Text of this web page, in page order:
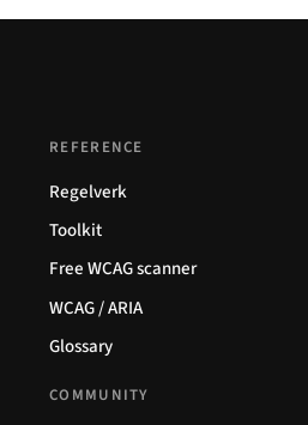
REFERENCE
Regelverk
Toolkit
Free WCAG scanner
WCAG / ARIA
Glossary
COMMUNITY